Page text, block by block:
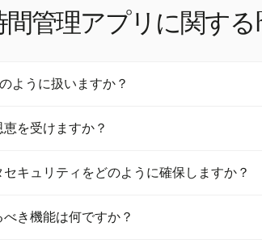
管理アプリに関する
ように扱いますか？
、データは自動的にクラウドに同期され、正
を受けますか？
課題に直面することが多く、正確な時間管理
キュリティをどのように確保しますか？
生した際のデータ損失を防ぎ、記録が正確か
き機能は何ですか？